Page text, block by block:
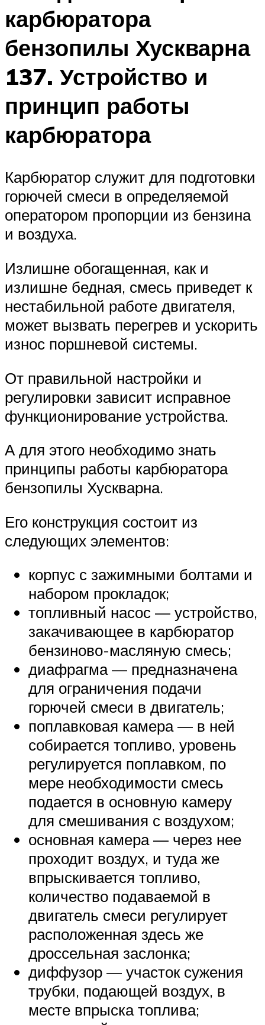
карбюратора
бензопилы Хускварна
137. Устройство и
принцип работы
карбюратора
Карбюратор служит для подготовки
горючей смеси в определяемой
оператором пропорции из бензина
и воздуха.
Излишне обогащенная, как и
излишне бедная, смесь приведет к
нестабильной работе двигателя,
может вызвать перегрев и ускорить
износ поршневой системы.
От правильной настройки и
регулировки зависит исправное
функционирование устройства.
А для этого необходимо знать
принципы работы карбюратора
бензопилы Хускварна.
Его конструкция состоит из
следующих элементов:
корпус с зажимными болтами и
набором прокладок;
топливный насос — устройство,
закачивающее в карбюратор
бензиново-масляную смесь;
диафрагма — предназначена
для ограничения подачи
горючей смеси в двигатель;
поплавковая камера — в ней
собирается топливо, уровень
регулируется поплавком, по
мере необходимости смесь
подается в основную камеру
для смешивания с воздухом;
основная камера — через нее
проходит воздух, и туда же
впрыскивается топливо,
количество подаваемой в
двигатель смеси регулирует
расположенная здесь же
дроссельная заслонка;
диффузор — участок сужения
трубки, подающей воздух, в
месте впрыска топлива;